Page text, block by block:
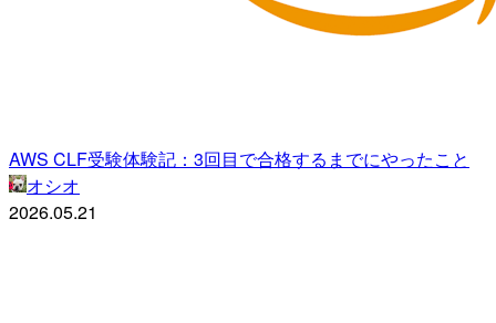
AWS CLF受験体験記：3回目で合格するまでにやったこと
オシオ
2026.05.21